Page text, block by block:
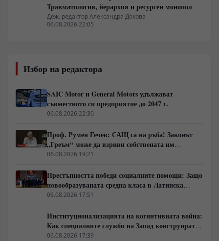
Травматология, йерархия и ресурсен монопол
Деж. редактор Александра Докова
06.08.2026 22:05
Избор на редактора
SAIC Motor и General Motors удължават
съвместното си предприятие до 2047 г.
06.08.2026 22:30
Проф. Румен Гечев: САЩ са на ръба! Законът
„Греъм“ може да взриви собствената им
икономика!
06.08.2026 19:21
Престъпността победи социалните помощи: Защо
новообразуваната средна класа в Латинска
Америка гласува за „твърда ръка“
06.08.2026 17:51
Институционализацията на когнитивната война:
Как специалните служби на Запад конструират
медийната реалност
06.08.2026 17:39